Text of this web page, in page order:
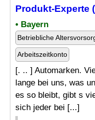
Produkt-Experte
• Bayern
Betriebliche
Arbeitszeitkonto
[. .. ] Automarken.
lange bei uns, was
es so bleibt, gibt s
sich jeder bei [...]